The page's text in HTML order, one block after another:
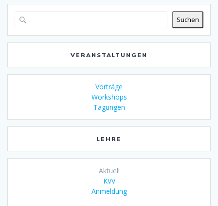
Suchen
VERANSTALTUNGEN
Vorträge
Workshops
Tagungen
LEHRE
Aktuell
KVV
Anmeldung